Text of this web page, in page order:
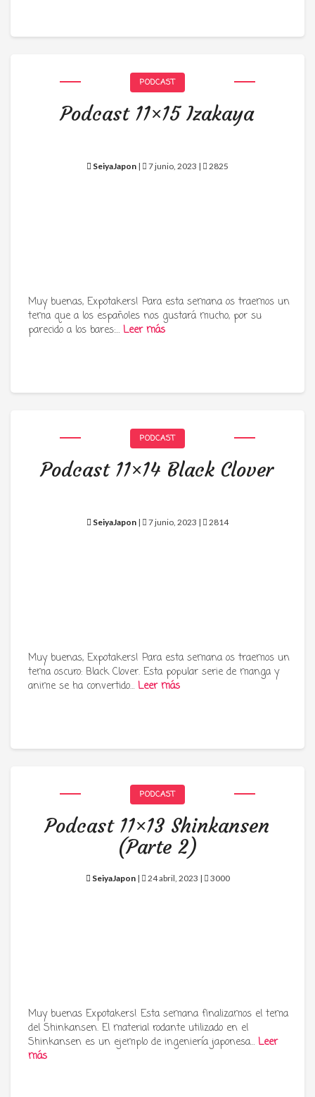
PODCAST
Podcast 11×15 Izakaya
SeiyaJapon | 7 junio, 2023 | 2825
Muy buenas, Expotakers! Para esta semana os traemos un
tema que a los españoles nos gustará mucho, por su
parecido a los bares:… Leer más
PODCAST
Podcast 11×14 Black Clover
SeiyaJapon | 7 junio, 2023 | 2814
Muy buenas, Expotakers! Para esta semana os traemos un
tema oscuro: Black Clover. Esta popular serie de manga y
anime se ha convertido… Leer más
PODCAST
Podcast 11×13 Shinkansen
(Parte 2)
SeiyaJapon| 24 abril, 2023 | 3000
Muy buenas Expotakers! Esta semana finalizamos el tema
del Shinkansen. El material rodante utilizado en el
Shinkansen es un ejemplo de ingeniería japonesa… Leer
más